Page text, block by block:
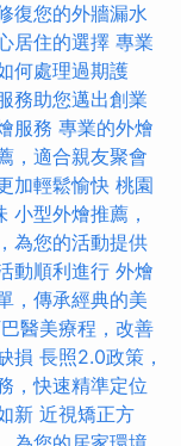
復您的外牆漏水
居住的選擇 專業
何處理過期護
務助您邁出創業
服務 專業的外燴
，適合親友聚會
加輕鬆愉快 桃園
小型外燴推薦，
為您的活動提供
動順利進行 外燴
，傳承經典的美
醫美療程，改善
損 長照2.0政策，
，快速精準定位
新 近視矯正方